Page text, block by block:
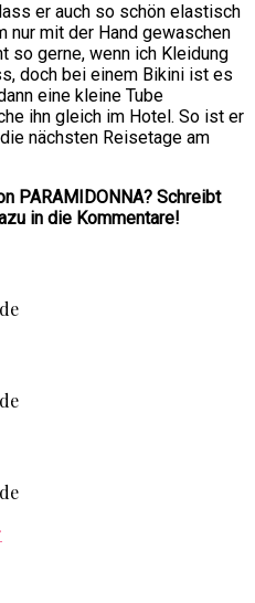
er auch so schön elastisch
nur mit der Hand gewaschen
so gerne, wenn ich Kleidung
doch bei einem Bikini ist es
eine kleine Tube
ihn gleich im Hotel. So ist er
nächsten Reisetage am
PARAMIDONNA? Schreibt
in die Kommentare!